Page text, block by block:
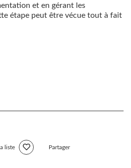
et en gérant les
étape peut être vécue tout à fait
liste Partager